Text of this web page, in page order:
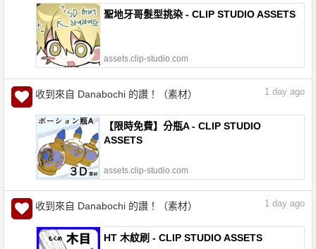
聖地牙哥髮型挑染 - CLIP STUDIO ASSETS
assets.clip-studio.com
收到來自 Danabochi 的讚！（素材） 1 day ago
【限時免費】分瓶A - CLIP STUDIO
ASSETS
assets.clip-studio.com
收到來自 Danabochi 的讚！（素材） 1 day ago
HT 木紋刷 - CLIP STUDIO ASSETS